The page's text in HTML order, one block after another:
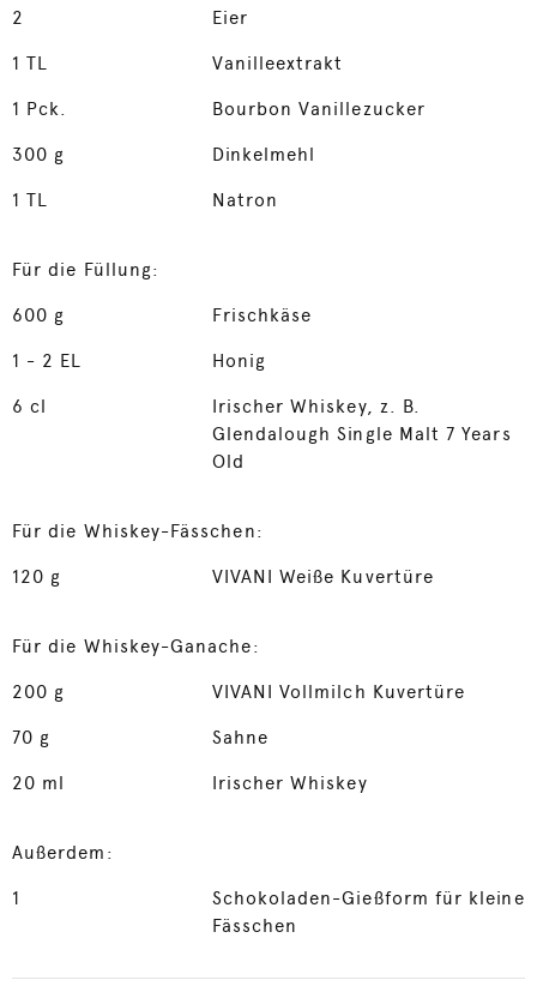
2 Eier
1TL Vanilleextrakt
1 Pck. Bourbon Vanillezucker
300 g Dinkelmehl
1TL Natron
Für die Füllung:
600 g Frischkäse
1 - 2 EL Honig
6cl
Irischer Whiskey, z. B.
Glendalough Single Malt 7 Years
Old
Für die Whiskey-Fässchen:
120 g VIVANI Weiße Kuvertüre
Für die Whiskey-Ganache:
200 g VIVANI Vollmilch Kuvertüre
70 g Sahne
20 ml Irischer Whiskey
Außerdem:
1
Schokoladen-Gießform für kleine
Fässchen